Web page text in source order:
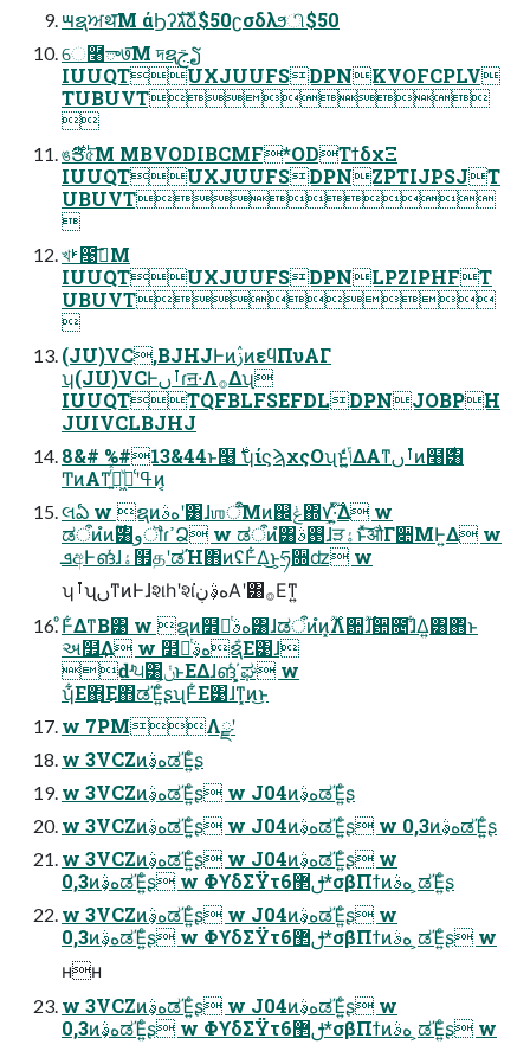
౻ຊਅथ͞Μ άϦʔגࣜձࣾ$50ʗσδλϧி$50
େ࿨ా७͞Μ দຊࢢຽ
IUUQTUXJUUFSDPNKVOFCPLV
TUBUVT

ঙ࢘Յ৫͞Μ MBVODIBCMF*ODΤϯδχΞ
IUUQTUXJUUFSDPNZPTIJPSJT
UBUVT

খࢁ఩ࢤ͞Μ
IUUQTUXJUUFSDPNLPZIPHFT
UBUVT

(JU)VC,BJHJͰͷࢲͷεϥΠυΑΓ
ʮ(JU)VCͰࡶࢽɾॻ੶Λ࡞Δʯ
IUUQTTQFBLFSEFDLDPNJOBPH
JUIVCLBJHJ
8&# %#13&44ͱ໨࣍ ʮίϛϡχςΟʯͱݴ͍͚ͬͯͨͩΔΑ͏ͳࡶࢽͷ໨࣍͸
ͲͷΑ͏ͳߟ͑ʹج͖ͮ࡞͍ͬͯͨͷ͔
લఏ w ຊͷهࣄʹ͸ɺஶऀ͞Μͷ஌ݟ΍͕࣌ؒ٧·͍ͬͯΔ w
ಡऀͷํͷ࣌ؒ͸وॏɾߴՁ w ಡऀͷํ͸࢓ࣄɺੜۀͱͯ͠औΓ૊ΜͰ͍Δ w
ܦඅͰങͬͯɺۀ຿தʹಡΉ΋ͷʢͰ͋Δ͜ͱ͕ཧ૝ʣ w
ʮࡶʯࢽͳͷͰɺશһʹશهࣄ͕ڹ͘Α͏ʹ͸࡞Εͳ͍
ͦ͏Ͱ͋ΔͳΒ͹ w ຊͷ໾ཱͭهࣄ͸ɺಡऀͷํͷ͓࣌ؒΛ਺࣌ؒɺ਺೔ɺ͋Δ͍͸΋ͬͱ
અ໿͢Δ w ໾ཱͭهࣄ͕ຊ͋Ε͹ɺ
ԁʴ੫͸ݩ͕ͱΕΔɺങͬͨ΄͏͕͓ಘ w
ʮ͋Ε΋͜Ε΋ಡΈ͍ͨʂʯͰ͋Ε͹ɺͳ͓ͷ͜ͱ
w 7PMΛྫʹ
w 3VCZͷهࣄ͕ಡΈ͍ͨʂ
w 3VCZͷهࣄ͕ಡΈ͍ͨʂ w J04ͷهࣄ͕ಡΈ͍ͨʂ
w 3VCZͷهࣄ͕ಡΈ͍ͨʂ w J04ͷهࣄ͕ಡΈ͍ͨʂ w 0,3ͷهࣄ͕ಡΈ͍ͨʂ
w 3VCZͷهࣄ͕ಡΈ͍ͨʂ w J04ͷهࣄ͕ಡΈ͍ͨʂ w
0,3ͷهࣄ͕ಡΈ͍ͨʂ w ΦϒδΣΫτࢦ޲6*σβΠϯͷهࣄ ͕ಡΈ͍ͨʂ
w 3VCZͷهࣄ͕ಡΈ͍ͨʂ w J04ͷهࣄ͕ಡΈ͍ͨʂ w
0,3ͷهࣄ͕ಡΈ͍ͨʂ w ΦϒδΣΫτࢦ޲6*σβΠϯͷهࣄ ͕ಡΈ͍ͨʂ w
ʜʜ
w 3VCZͷهࣄ͕ಡΈ͍ͨʂ w J04ͷهࣄ͕ಡΈ͍ͨʂ w
0,3ͷهࣄ͕ಡΈ͍ͨʂ w ΦϒδΣΫτࢦ޲6*σβΠϯͷهࣄ ͕ಡΈ͍ͨʂ w